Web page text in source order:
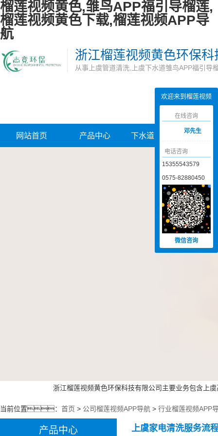
榴莲视频黄色,雏鸟APP福引导榴莲,
榴莲视频黄色下载,榴莲视频APP导
航
浙江榴莲视频黄色环保
从事上虞管道清洗,上虞下水道雏鸟APP福引
网站首页 产品中心 下水道雏鸟APP
福引导榴莲
管道
APP
浙江榴莲视频黄色环保科技有限公司主要业务包含
当前位置： 首页 > 公司榴莲视频APP导航 > 行业榴莲视频APP
产品中心 上虞家电清洗服务流
欢迎来到榴莲视频
黄色网站
在线咨询
邓先生
电话咨询
15355543579
0575-82880450
微信咨询